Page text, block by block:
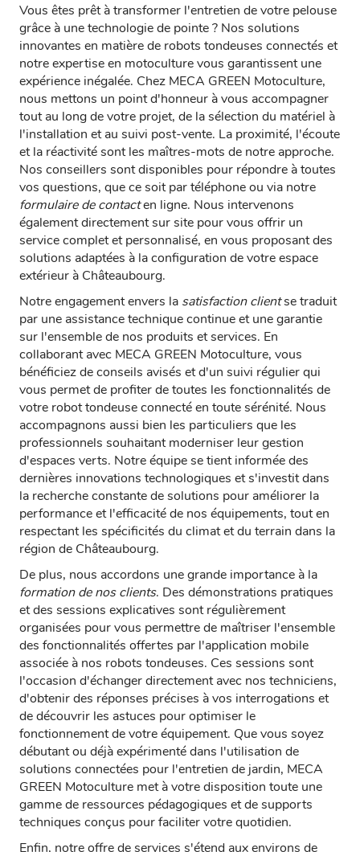
Vous êtes prêt à transformer l'entretien de votre pelouse
grâce à une technologie de pointe ? Nos solutions
innovantes en matière de robots tondeuses connectés et
notre expertise en motoculture vous garantissent une
expérience inégalée. Chez MECA GREEN Motoculture,
nous mettons un point d'honneur à vous accompagner
tout au long de votre projet, de la sélection du matériel à
l'installation et au suivi post-vente. La proximité, l'écoute
et la réactivité sont les maîtres-mots de notre approche.
Nos conseillers sont disponibles pour répondre à toutes
vos questions, que ce soit par téléphone ou via notre
formulaire de contacten ligne. Nous intervenons
également directement sur site pour vous offrir un
service complet et personnalisé, en vous proposant des
solutions adaptées à la configuration de votre espace
extérieur à Châteaubourg.
Notre engagement envers la satisfaction clientse traduit
par une assistance technique continue et une garantie
sur l'ensemble de nos produits et services. En
collaborant avec MECA GREEN Motoculture, vous
bénéficiez de conseils avisés et d'un suivi régulier qui
vous permet de profiter de toutes les fonctionnalités de
votre robot tondeuse connecté en toute sérénité. Nous
accompagnons aussi bien les particuliers que les
professionnels souhaitant moderniser leur gestion
d'espaces verts. Notre équipe se tient informée des
dernières innovations technologiques et s'investit dans
la recherche constante de solutions pour améliorer la
performance et l'efficacité de nos équipements, tout en
respectant les spécificités du climat et du terrain dans la
région de Châteaubourg.
De plus, nous accordons une grande importance à la
formation de nos clients. Des démonstrations pratiques
et des sessions explicatives sont régulièrement
organisées pour vous permettre de maîtriser l'ensemble
des fonctionnalités offertes par l'application mobile
associée à nos robots tondeuses. Ces sessions sont
l'occasion d'échanger directement avec nos techniciens,
d'obtenir des réponses précises à vos interrogations et
de découvrir les astuces pour optimiser le
fonctionnement de votre équipement. Que vous soyez
débutant ou déjà expérimenté dans l'utilisation de
solutions connectées pour l'entretien de jardin, MECA
GREEN Motoculture met à votre disposition toute une
gamme de ressources pédagogiques et de supports
techniques conçus pour faciliter votre quotidien.
Enfin, notre offre de services s'étend aux environs de